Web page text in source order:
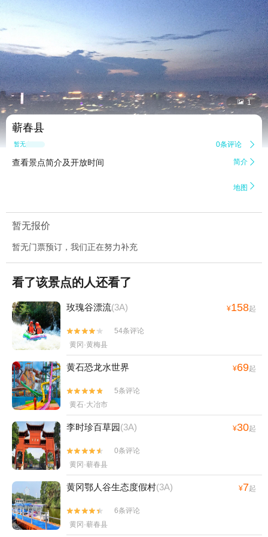
 1
蕲春县
暂无点评 0条评论 
查看景点简介及开放时间 简介 
地图 
暂无报价
暂无门票预订，我们正在努力补充
看了该景点的人还看了
玫瑰谷漂流(3A) ¥158起


54条评论
黄冈·黄梅县
黄石恐龙水世界 ¥69起


5条评论
黄石·大冶市
李时珍百草园(3A) ¥30起


0条评论
黄冈·蕲春县
黄冈鄂人谷生态度假村(3A) ¥7起


6条评论
黄冈·蕲春县